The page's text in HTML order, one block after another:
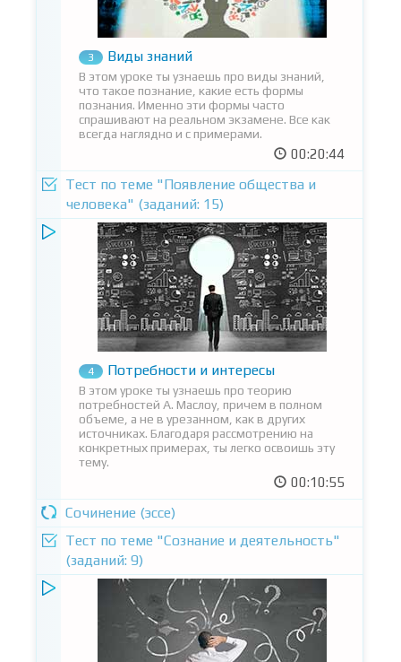
3 Виды знаний
В этом уроке ты узнаешь про виды знаний,
что такое познание, какие есть формы
познания. Именно эти формы часто
спрашивают на реальном экзамене. Все как
всегда наглядно и с примерами.
00:20:44
Тест по теме "Появление общества и
человека" (заданий: 15)
4 Потребности и интересы
В этом уроке ты узнаешь про теорию
потребностей А. Маслоу, причем в полном
объеме, а не в урезанном, как в других
источниках. Благодаря рассмотрению на
конкретных примерах, ты легко освоишь эту
тему.
00:10:55
Сочинение (эссе)
Тест по теме "Сознание и деятельность"
(заданий: 9)